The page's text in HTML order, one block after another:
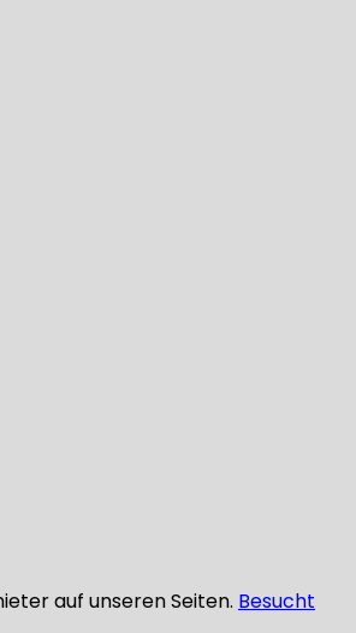
auf unseren Seiten. Besucht